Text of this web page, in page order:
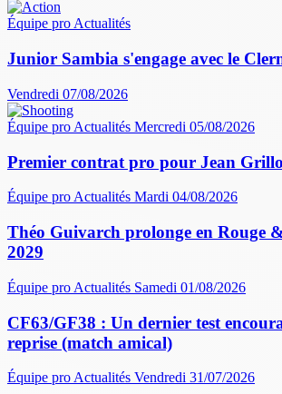
Équipe proActualités
Junior Sambia s'engage avec le
Vendredi 07/08/2026
Équipe pro Actualités Mercredi 05/08/2026
Premier contrat pro pour Jean
Équipe pro Actualités Mardi 04/08/2026
Théo Guivarch prolonge en Rouge
2029
Équipe pro Actualités Samedi 01/08/2026
CF63/GF38 : Un dernier test
reprise (match amical)
Équipe pro Actualités Vendredi 31/07/2026